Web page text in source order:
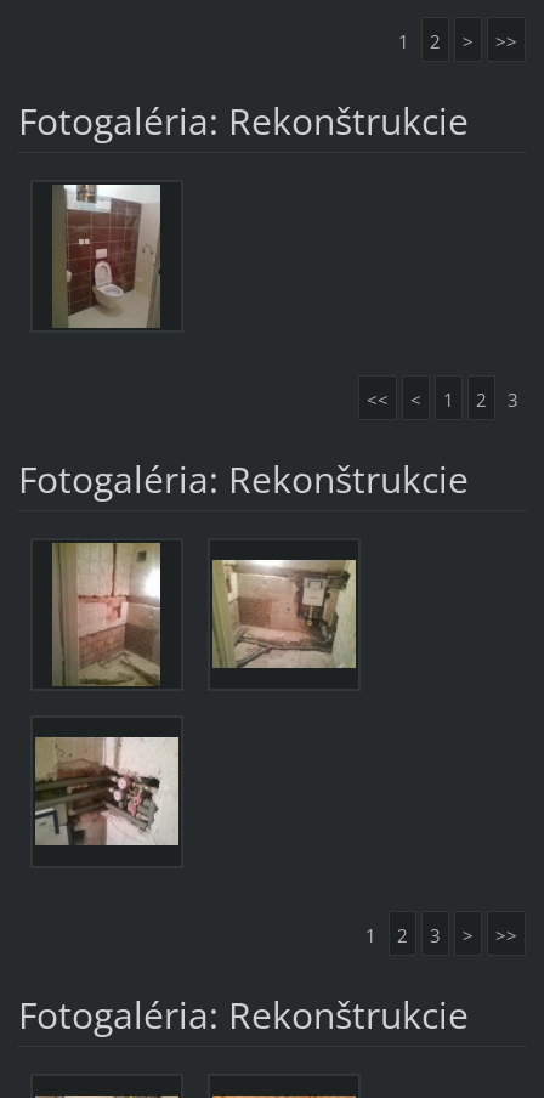
1 2 > >>
Fotogaléria: Rekonštrukcie
<< < 1 2 3
Fotogaléria: Rekonštrukcie
1 2 3 > >>
Fotogaléria: Rekonštrukcie